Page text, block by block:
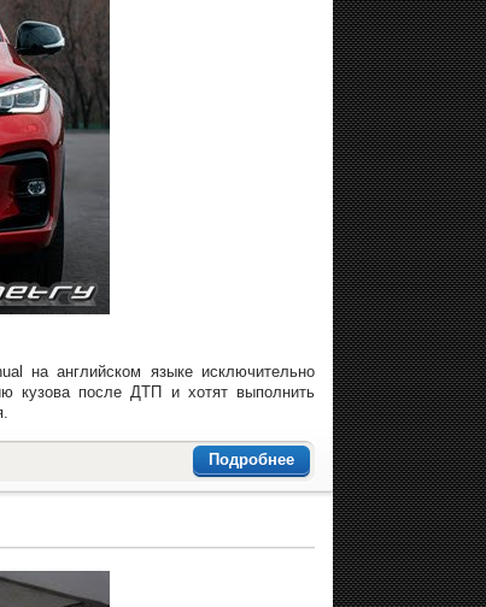
на английском языке исключительно
кузова после ДТП и хотят выполнить
Подробнее